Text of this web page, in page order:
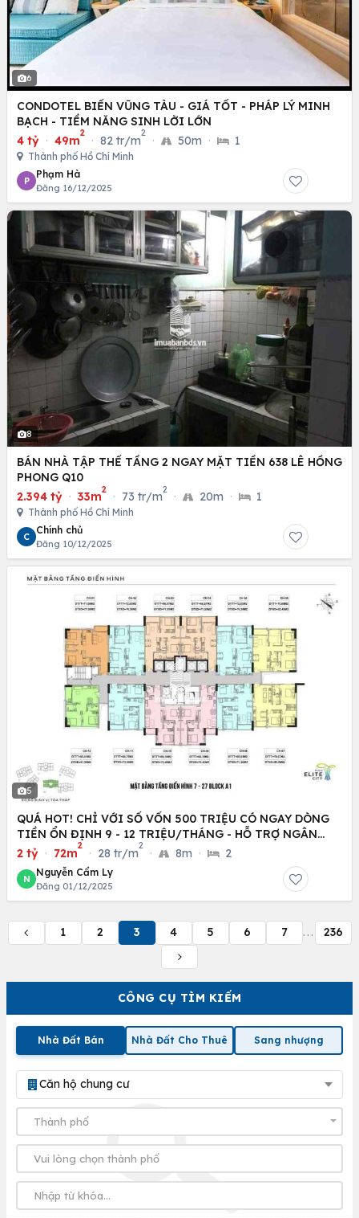
CÔNG CỤ TÌM KIẾM
Nhà Đất Bán Nhà Đất Cho Thuê Sang nhượng
Căn hộ chung cư
6
CONDOTEL BIỂN VŨNG TÀU - GIÁ TỐT - PHÁP LÝ MINH
BẠCH - TIỀM NĂNG SINH LỜI LỚN
4 tỷ · 49m
2
· 82 tr/m
2
· 50m · 1
Thành phố Hồ Chí Minh
P
Phạm Hà
Đăng 16/12/2025
8
BÁN NHÀ TẬP THỂ TẦNG 2 NGAY MẶT TIỀN 638 LÊ HỒNG
PHONG Q10
2.394 tỷ · 33m
2
· 73 tr/m
2
· 20m · 1
Thành phố Hồ Chí Minh
C
Chính chủ
Đăng 10/12/2025
5
QUÁ HOT! CHỈ VỚI SỐ VỐN 500 TRIỆU CÓ NGAY DÒNG
TIỀN ỔN ĐỊNH 9 - 12 TRIỆU/THÁNG - HỖ TRỢ NGÂN
HÀNG 0%
2 tỷ · 72m
2
· 28 tr/m
2
· 8m · 2
N
Nguyễn Cẩm Ly
Đăng 01/12/2025
1 2 3 4 5 6 7 ... 236